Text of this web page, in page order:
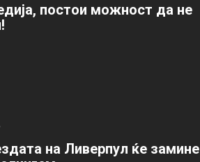
постои можност да не
на Ливерпул ќе замине